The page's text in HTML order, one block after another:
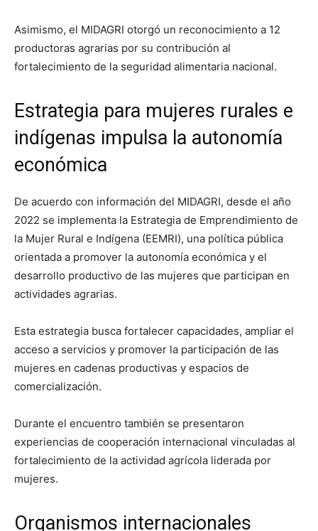
Asimismo, el MIDAGRI otorgó un reconocimiento a 12
productoras agrarias por su contribución al
fortalecimiento de la seguridad alimentaria nacional.
Estrategia para mujeres rurales e
indígenas impulsa la autonomía
económica
De acuerdo con información del MIDAGRI, desde el año
2022 se implementa la Estrategia de Emprendimiento de
la Mujer Rural e Indígena (EEMRI), una política pública
orientada a promover la autonomía económica y el
desarrollo productivo de las mujeres que participan en
actividades agrarias.
Esta estrategia busca fortalecer capacidades, ampliar el
acceso a servicios y promover la participación de las
mujeres en cadenas productivas y espacios de
comercialización.
Durante el encuentro también se presentaron
experiencias de cooperación internacional vinculadas al
fortalecimiento de la actividad agrícola liderada por
mujeres.
Organismos internacionales